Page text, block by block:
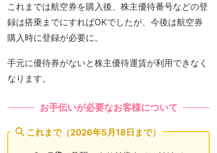
これまでは航空券を購入後、株主優待番号などの登
録は搭乗までにすればOKでしたが、今後は航空券
購入時に登録が必要に。
手元に優待券がないと株主優待運賃が利用できなく
なります。
お手伝いが必要なお客様について
これまで（2026年5月18日まで）